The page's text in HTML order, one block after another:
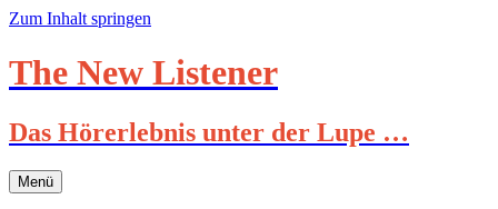
Zum Inhalt springen
The New Listener
Das Hörerlebnis unter der Lupe …
Menü